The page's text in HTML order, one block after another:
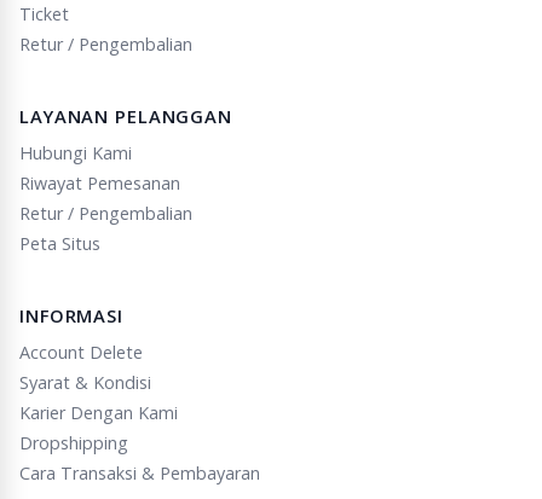
Ticket
Retur / Pengembalian
LAYANAN PELANGGAN
Hubungi Kami
Riwayat Pemesanan
Retur / Pengembalian
Peta Situs
INFORMASI
Account Delete
Syarat & Kondisi
Karier Dengan Kami
Dropshipping
Cara Transaksi & Pembayaran